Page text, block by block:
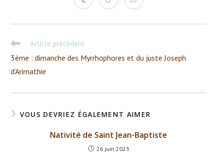
fenêtre
autre
fenêtre
autre
fenêtre
autre
fenêtre
Ouvrir
dans
autre
Ouvrir
dans
autre
Ouvrir
dans
autre
Read
articles
Article précédent
3ème : dimanche des Myrrhophores et du juste Joseph
d’Arimathie
VOUS DEVRIEZ ÉGALEMENT AIMER
Nativité de Saint Jean-Baptiste
26 juin 2023